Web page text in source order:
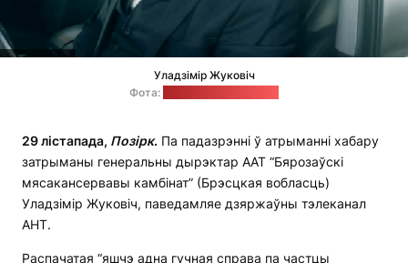
Уладзімір Жуковіч
Фота:
29 лістапада, Позірк. Па падазрэнні ў атрыманні хабару
затрыманы генеральны дырэктар ААТ “Бярозаўскі
мясакансервавы камбінат” (Брэсцкая вобласць)
Уладзімір Жуковіч, паведамляе дзяржаўны тэлеканал
АНТ.
Распачатая “яшчэ адна гучная справа па частцы